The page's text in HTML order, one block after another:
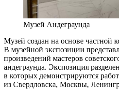
Музей Андеграунда
Музей создан на основе частной
В музейной экспозиции
произведений мастеров
андеграунда. Экспозиция
в которых демонстрируются
из Свердловска, Москвы,